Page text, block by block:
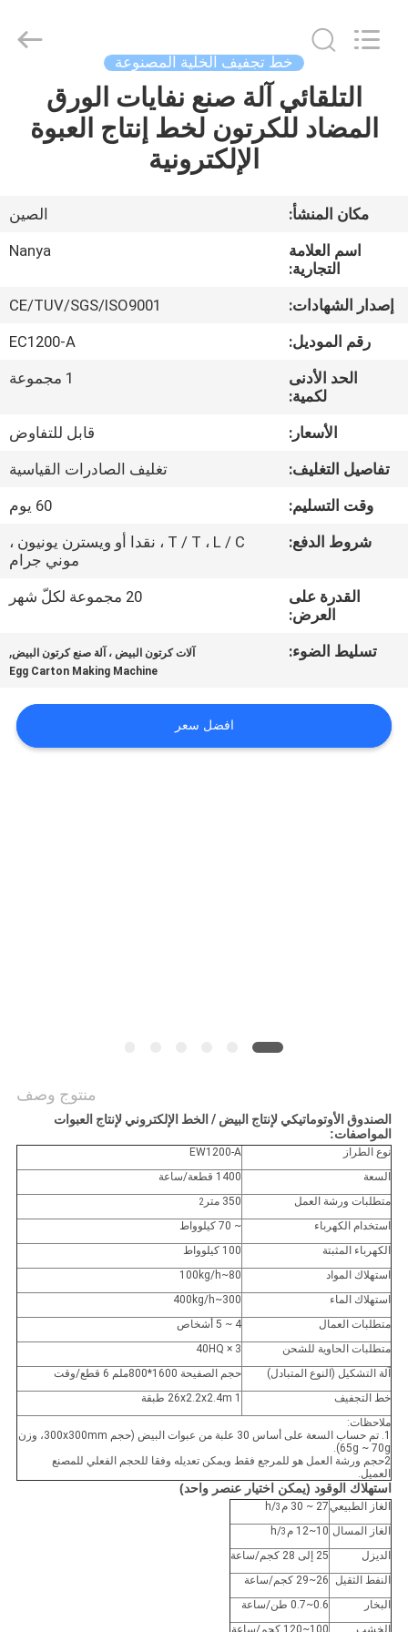
الصفحة
الرئيسية
أشرطة
عرض
الواقع
الافتراضي
معلومات
عنا
جولة
المعمل
مراقبة
اتصل
Equipment
خط تجفيف الخلية المصنوعة
التلقائي آلة صنع نفايات الورق
المضاد للكرتون لخط إنتاج العبوة
الإلكترونية
مكان المنشأ:
الصين
اسم العلامة
التجارية:
Nanya
إصدار الشهادات:
CE/TUV/SGS/ISO9001
رقم الموديل:
EC1200-A
الحد الأدنى
لكمية:
1 مجموعة
الأسعار:
قابل للتفاوض
تفاصيل التغليف:
تغليف الصادرات القياسية
وقت التسليم:
60 يوم
شروط الدفع:
T / T ، L / C ، نقدا أو ويسترن يونيون ،
موني جرام
القدرة على
العرض:
20 مجموعة لكلّ شهر
تسليط الضوء: آلات كرتون البيض ، آلة صنع كرتون البيض,
Egg Carton Making Machine
افضل سعر
منتوج وصف
الصندوق الأوتوماتيكي لإنتاج البيض / الخط الإلكتروني لإنتاج العبوات
المواصفات:
نوع الطراز
EW1200-A
السعة
1400 قطعة/ساعة
متطلبات ورشة العمل
350 متر 2
استخدام الكهرباء
~ 70 كيلوواط
الكهرباء المثبتة
100 كيلوواط
استهلاك المواد
80~100kg/h
استهلاك الماء
300~400kg/h
متطلبات العمال
4 ~ 5 أشخاص
متطلبات الحاوية للشحن
3 × 40HQ
آلة التشكيل (النوع المتبادل)
حجم الصفيحة 1600*800ملم 6 قطع/وقت
خط التجفيف
26x2.2x2.4m 1 طبقة
ملاحظات:
1. تم حساب السعة على أساس 30 علبة من عبوات البيض (حجم 300x300mm، وزن
65g ~ 70g).
2حجم ورشة العمل هو للمرجع فقط ويمكن تعديله وفقا للحجم الفعلي للمصنع
العميل.
استهلاك الوقود (يمكن اختيار عنصر واحد)
الغاز الطبيعي27 ~ 30 م 3
/h
الغاز المسال 10~12 م 3
/h
الديزل
25 إلى 28 كجم/ساعة
النفط الثقيل
26~29 كجم/ساعة
البخار
0.6~0.7 طن/ساعة